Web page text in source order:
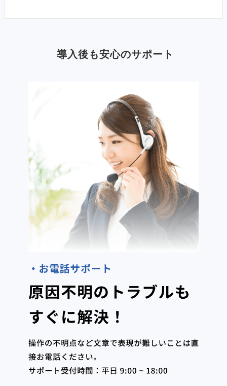
導入後も安心のサポート